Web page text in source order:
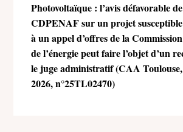
Photovoltaïque : l’avis défavorable
CDPENAF sur un projet susceptible
à un appel d’offres de la
de l’énergie peut faire l’objet d’un
le juge administratif (CAA
2026, n°25TL02470)